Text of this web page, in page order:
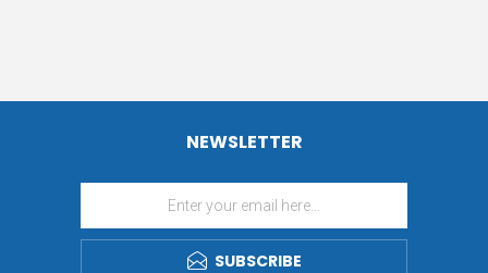
NEWSLETTER
SUBSCRIBE